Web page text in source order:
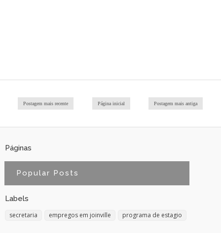
Postagem mais recente Postagem mais antiga
Página inicial
Páginas
Popular Posts
Labels
secretaria empregos em joinville programa de estagio